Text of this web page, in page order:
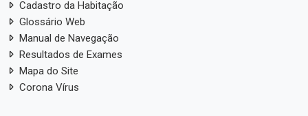
Cadastro da Habitação
Glossário Web
Manual de Navegação
Resultados de Exames
Mapa do Site
Corona Vírus